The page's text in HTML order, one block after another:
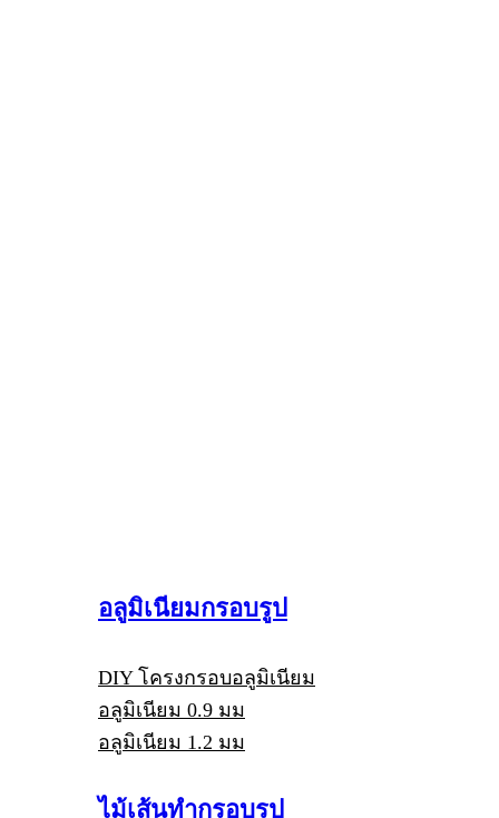
อลูมิเนียมกรอบรูป
DIY โครงกรอบอลูมิเนียม
อลูมิเนียม 0.9 มม
อลูมิเนียม 1.2 มม
ไม้เส้นทำกรอบรูป